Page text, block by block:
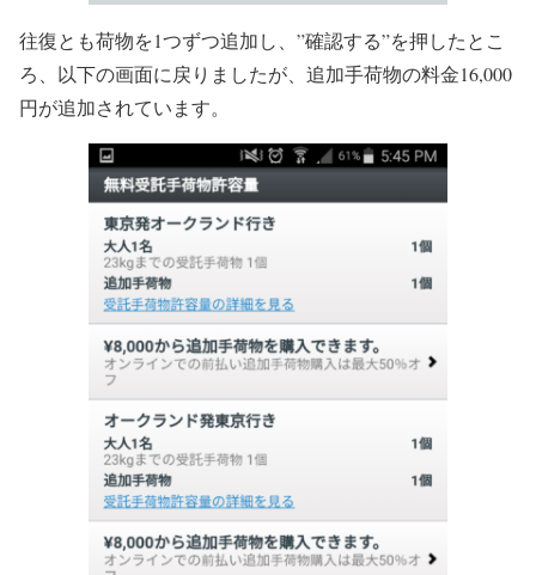
往復とも荷物を1つずつ追加し、”確認する”を押したとこ
ろ、以下の画面に戻りましたが、追加手荷物の料金16,000
円が追加されています。